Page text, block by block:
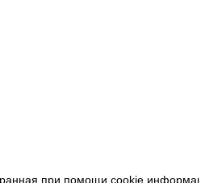
при помощи cookie